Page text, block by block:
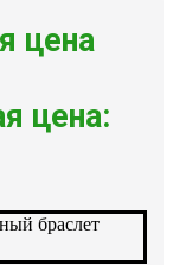
цена
цена:
браслет